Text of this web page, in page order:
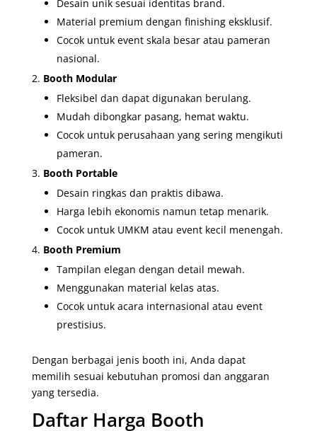
Desain unik sesuai identitas brand.
Material premium dengan finishing eksklusif.
Cocok untuk event skala besar atau pameran
nasional.
Booth Modular
Fleksibel dan dapat digunakan berulang.
Mudah dibongkar pasang, hemat waktu.
Cocok untuk perusahaan yang sering mengikuti
pameran.
Booth Portable
Desain ringkas dan praktis dibawa.
Harga lebih ekonomis namun tetap menarik.
Cocok untuk UMKM atau event kecil menengah.
Booth Premium
Tampilan elegan dengan detail mewah.
Menggunakan material kelas atas.
Cocok untuk acara internasional atau event
prestisius.
Dengan berbagai jenis booth ini, Anda dapat
memilih sesuai kebutuhan promosi dan anggaran
yang tersedia.
Daftar Harga Booth